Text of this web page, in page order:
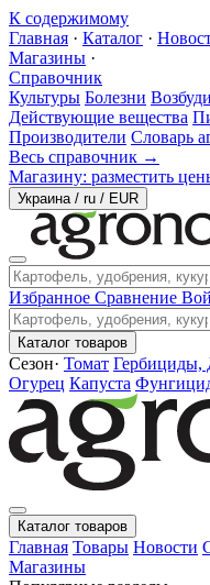
К содержимому
Главная · Каталог ·
Магазины ·
Справочник
Культуры Болезни
Действующие вещества
Производители Словарь
Весь справочник →
Магазину: разместить
Украина / ru / EUR
Избранное Сравнение
Каталог товаров
Сезон· Томат Гербициды,
Огурец Капуста
Каталог товаров
Главная Товары Новости
Магазины